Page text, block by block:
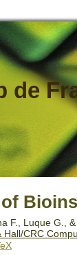
de
F., Luque G., &
Hall/CRC